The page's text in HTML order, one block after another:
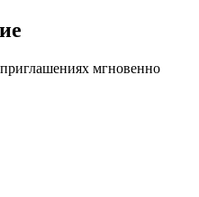
мгновенно